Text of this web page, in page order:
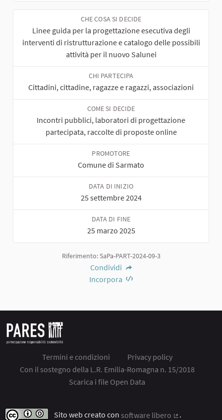
CHE COSA SI DECIDE
Linee guida per la progettazione esecutiva degli
interventi di ristrutturazione e catalogo delle possibili
attività per il nuovo Salunei
CHI PARTECIPA
Cittadini, cittadine, ragazze e ragazzi, associazioni
COME SI DECIDE
Incontri pubblici, laboratori di progettazione
partecipata, raccolte di proposte online
PROMOTORE
Comune di Sarmato
DATA DI INIZIO
25 settembre 2024
DATA DI FINE
25 marzo 2025
Riferimento: SaPa-PART-2024-09-3
Condividi
Incorpora
Termini e condizioni
Privacy policy
Con il sostegno della L.R. Emilia-Romagna n. 15/2018
Scarica i file Open Data
Sito web creato con software libero
.